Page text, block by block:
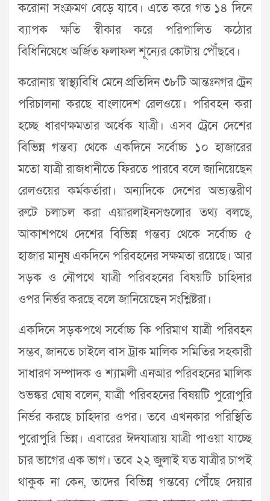
করোনা সংক্রমণ বেড়ে যাবে। এতে করে গত ১৪ দিনে
ব্যাপক ক্ষতি স্বীকার করে পরিপালিত কঠোর
বিধিনিষেধে অর্জিত ফলাফল শূন্যের কোটায় পৌঁছবে।
করোনায় স্বাস্থ্যবিধি মেনে প্রতিদিন ৩৮টি আন্তঃনগর ট্রেন
পরিচালনা করছে বাংলাদেশ রেলওয়ে। পরিবহন করা
হচ্ছে ধারণক্ষমতার অর্ধেক যাত্রী। এসব ট্রেনে দেশের
বিভিন্ন গন্তব্য থেকে একদিনে সর্বোচ্চ ১০ হাজারের
মতো যাত্রী রাজধানীতে ফিরতে পারবে বলে জানিয়েছেন
রেলওয়ের কর্মকর্তারা। অন্যদিকে দেশের অভ্যন্তরীণ
রুটে চলাচল করা এয়ারলাইনসগুলোর তথ্য বলছে,
আকাশপথে দেশের বিভিন্ন গন্তব্য থেকে সর্বোচ্চ ৫
হাজার মানুষ একদিনে পরিবহনের সক্ষমতা রয়েছে। আর
সড়ক ও নৌপথে যাত্রী পরিবহনের বিষয়টি চাহিদার
ওপর নির্ভর করছে বলে জানিয়েছেন সংশ্লিষ্টরা।
একদিনে সড়কপথে সর্বোচ্চ কি পরিমাণ যাত্রী পরিবহন
সম্ভব, জানতে চাইলে বাস ট্রাক মালিক সমিতির সহকারী
সাধারণ সম্পাদক ও শ্যামলী এনআর পরিবহনের মালিক
শুভঙ্কর ঘোষ বলেন, যাত্রী পরিবহনের বিষয়টি পুরোপুরি
নির্ভর করছে চাহিদার ওপর। তবে এখনকার পরিস্থিতি
পুরোপুরি ভিন্ন। এবারের ঈদযাত্রায় যাত্রী পাওয়া যাচ্ছে
চার ভাগের এক ভাগ। তবে ২২ জুলাই যত যাত্রীর চাপই
থাকুক না কেন, তাদের বিভিন্ন গন্তব্যে পৌঁছে দেয়ার